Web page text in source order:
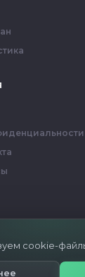
игровых
cookie-